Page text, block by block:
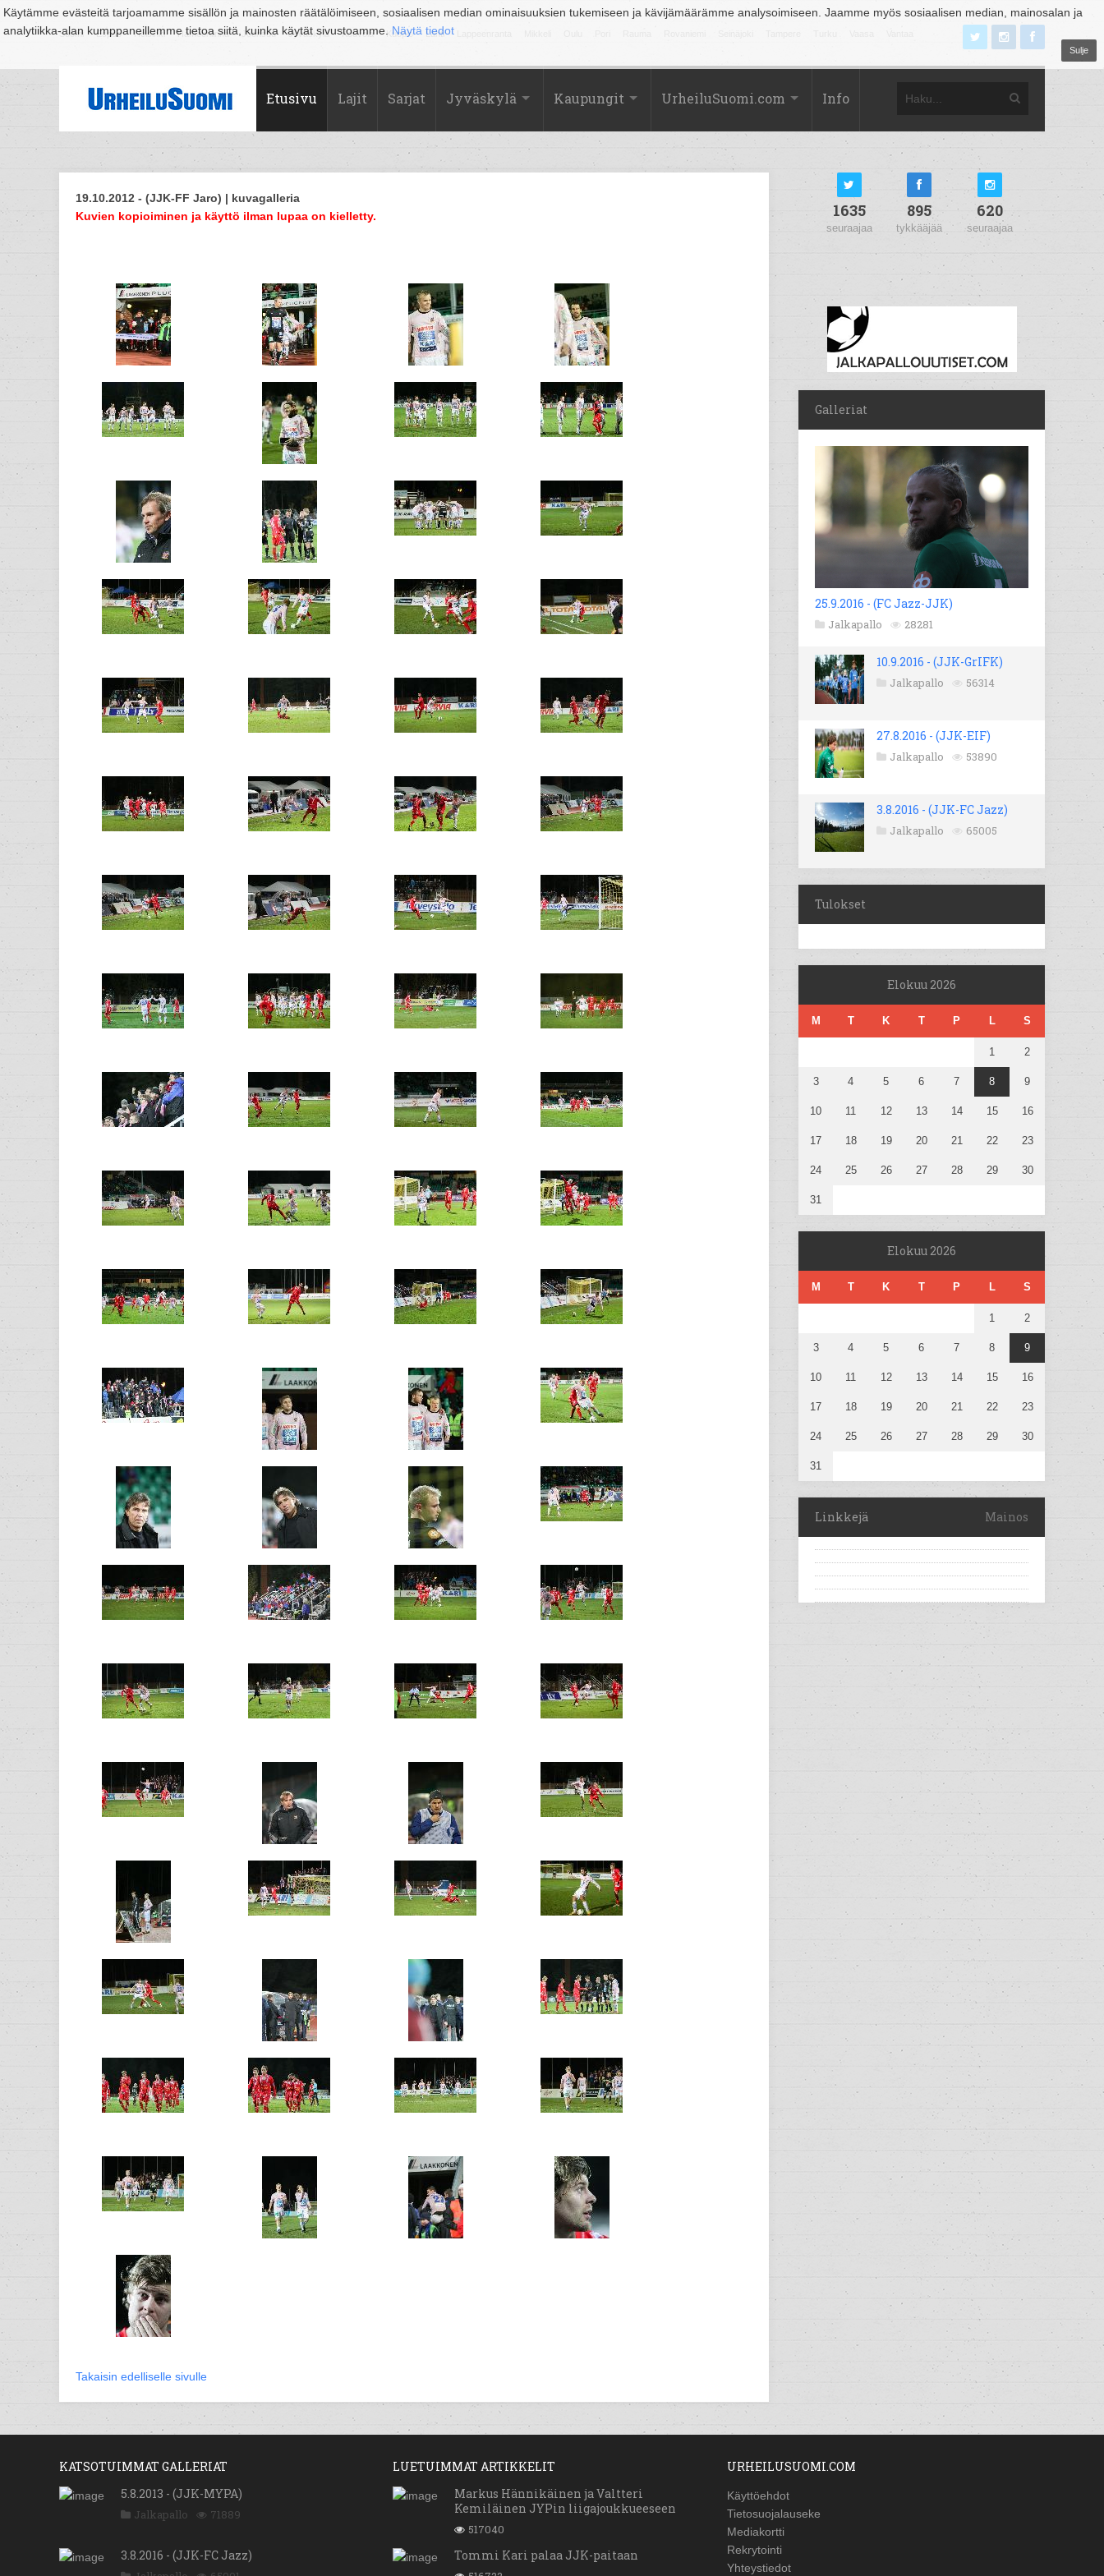
Käytämme evästeitä tarjoamamme sisällön ja mainosten räätälöimiseen, sosiaalisen median ominaisuuksien tukemiseen ja kävijämäärämme analysoimiseen. Jaamme myös sosiaalisen median, mainosalan ja
analytiikka-alan kumppaneillemme tietoa siitä, kuinka käytät sivustoamme. Näytä tiedot
Sulje
Suomi Espoo Helsinki Hämeenlinna Joensuu Jyväskylä Kouvola Kuopio Lahti
Etusivu Lajit Sarjat Jyväskylä Kaupungit UrheiluSuomi.com Info
19.10.2012 - (JJK-FF Jaro) | kuvagalleria
Kuvien kopioiminen ja käyttö ilman lupaa on kielletty.
Takaisin edelliselle sivulle
1635
seuraajaa
895
tykkääjää
620
seuraajaa
Galleriat
25.9.2016 - (FC Jazz-JJK)
Jalkapallo 28281
10.9.2016 - (JJK-GrIFK)
Jalkapallo 56314
27.8.2016 - (JJK-EIF)
Jalkapallo 53890
3.8.2016 - (JJK-FC Jazz)
Jalkapallo 65005
Tulokset
Elokuu 2026
M T K T P L S
1 2
3 4 5 6 7 8 9
10 11 12 13 14 15 16
17 18 19 20 21 22 23
24 25 26 27 28 29 30
31
Elokuu 2026
M T K T P L S
1 2
3 4 5 6 7 8 9
10 11 12 13 14 15 16
17 18 19 20 21 22 23
24 25 26 27 28 29 30
31
Linkkejä Mainos
KATSOTUIMMAT GALLERIAT
5.8.2013 - (JJK-MYPA)
Jalkapallo 71889
3.8.2016 - (JJK-FC Jazz)
LUETUIMMAT ARTIKKELIT
Markus Hännikäinen ja Valtteri
Kemiläinen JYPin liigajoukkueeseen
517040
Tommi Kari palaa JJK-paitaan
URHEILUSUOMI.COM
Käyttöehdot
Tietosuojalauseke
Mediakortti
Rekrytointi
Yhteystiedot